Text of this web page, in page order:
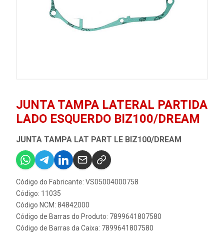
JUNTA TAMPA LATERAL PARTIDA
LADO ESQUERDO BIZ100/DREAM
JUNTA TAMPA LAT PART LE BIZ100/DREAM
Código do Fabricante: VS05004000758
Código: 11035
Código NCM: 84842000
Código de Barras do Produto: 7899641807580
Código de Barras da Caixa: 7899641807580